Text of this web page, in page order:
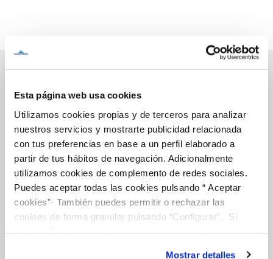
Esta página web usa cookies
Utilizamos cookies propias y de terceros para analizar
nuestros servicios y mostrarte publicidad relacionada
con tus preferencias en base a un perfil elaborado a
partir de tus hábitos de navegación. Adicionalmente
utilizamos cookies de complemento de redes sociales.
Puedes aceptar todas las cookies pulsando “ Aceptar
cookies”· También puedes permitir o rechazar las
cookies de forma granular pulsando “Configurar”. Si
Mostrar detalles
Inicio
Gestiones Online
FACTURAS, PAGOS Y CONSUMOS